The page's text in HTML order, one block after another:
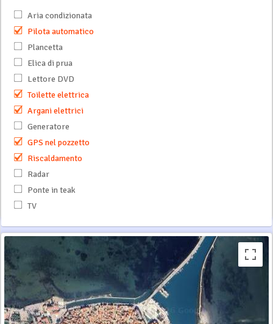
Aria condizionata
Pilota automatico
Plancetta
Elica di prua
Lettore DVD
Toilette elettrica
Argani elettrici
Generatore
GPS nel pozzetto
Riscaldamento
Radar
Ponte in teak
TV